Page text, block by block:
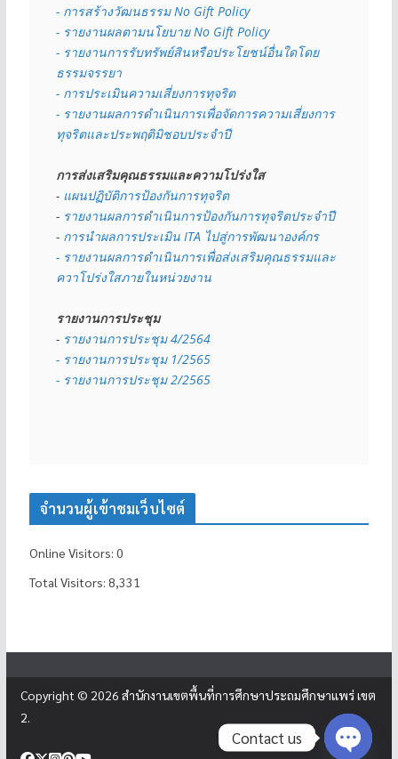
- การสร้างวัฒนธรรม No Gift Policy
- รายงานผลตามนโยบาย No Gift Policy
- รายงานการรับทรัพย์สินหรือประโยชน์อื่นใดโดย
ธรรมจรรยา
- การประเมินความเสี่ยงการทุจริต
- รายงานผลการดำเนินการเพื่อจัดการความเสี่ยงการ
ทุจริตและประพฤติมิชอบประจำปี
การส่งเสริมคุณธรรมและความโปร่งใส
- แผนปฏิบัติการป้องกันการทุจริต
- รายงานผลการดำเนินการป้องกันการทุจริตประจำปี
- การนำผลการประเมิน ITA ไปสู่การพัฒนาองค์กร
- รายงานผลการดำเนินการเพื่อส่งเสริมคุณธรรมและ
ควาโปร่งใสภายในหน่วยงาน
รายงานการประชุม
- รายงานการประชุม 4/2564
- รายงานการประชุม 1/2565
- รายงานการประชุม 2/2565
จำนวนผู้เข้าชมเว็บไซต์
Online Visitors: 0
Total Visitors: 8,331
Copyright © 2026 สำนักงานเขตพื้นที่การศึกษาประถมศึกษาแพร่ เขต
2.
Contact us